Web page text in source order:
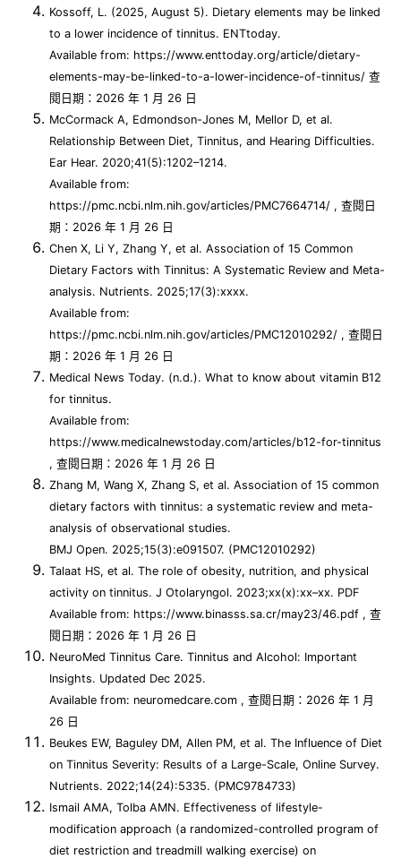
Kossoff, L. (2025, August 5). Dietary elements may be linked
to a lower incidence of tinnitus. ENTtoday.
Available from: https://www.enttoday.org/article/dietary-
elements-may-be-linked-to-a-lower-incidence-of-tinnitus/ 查
閱日期：2026 年 1 月 26 日
McCormack A, Edmondson-Jones M, Mellor D, et al.
Relationship Between Diet, Tinnitus, and Hearing Difficulties.
Ear Hear. 2020;41(5):1202–1214.
Available from:
https://pmc.ncbi.nlm.nih.gov/articles/PMC7664714/ , 查閱日
期：2026 年 1 月 26 日
Chen X, Li Y, Zhang Y, et al. Association of 15 Common
Dietary Factors with Tinnitus: A Systematic Review and Meta-
analysis. Nutrients. 2025;17(3):xxxx.
Available from:
https://pmc.ncbi.nlm.nih.gov/articles/PMC12010292/ , 查閱日
期：2026 年 1 月 26 日
Medical News Today. (n.d.). What to know about vitamin B12
for tinnitus.
Available from:
https://www.medicalnewstoday.com/articles/b12-for-tinnitus
, 查閱日期：2026 年 1 月 26 日
Zhang M, Wang X, Zhang S, et al. Association of 15 common
dietary factors with tinnitus: a systematic review and meta-
analysis of observational studies.
BMJ Open. 2025;15(3):e091507. (PMC12010292)
Talaat HS, et al. The role of obesity, nutrition, and physical
activity on tinnitus. J Otolaryngol. 2023;xx(x):xx–xx. PDF
Available from: https://www.binasss.sa.cr/may23/46.pdf , 查
閱日期：2026 年 1 月 26 日
NeuroMed Tinnitus Care. Tinnitus and Alcohol: Important
Insights. Updated Dec 2025.
Available from: neuromedcare.com , 查閱日期：2026 年 1 月
26 日
Beukes EW, Baguley DM, Allen PM, et al. The Influence of Diet
on Tinnitus Severity: Results of a Large-Scale, Online Survey.
Nutrients. 2022;14(24):5335. (PMC9784733)
Ismail AMA, Tolba AMN. Effectiveness of lifestyle-
modification approach (a randomized-controlled program of
diet restriction and treadmill walking exercise) on